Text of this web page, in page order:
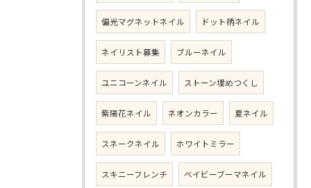
偏光マグネットネイル ドット柄ネイル
ネイリスト募集 ブルーネイル
ユニコーンネイル ストーン埋めつくし
紫陽花ネイル ネオンカラー 夏ネイル
スネークネイル ホワイトミラー
スキニーフレンチ ベイビーブーマネイル